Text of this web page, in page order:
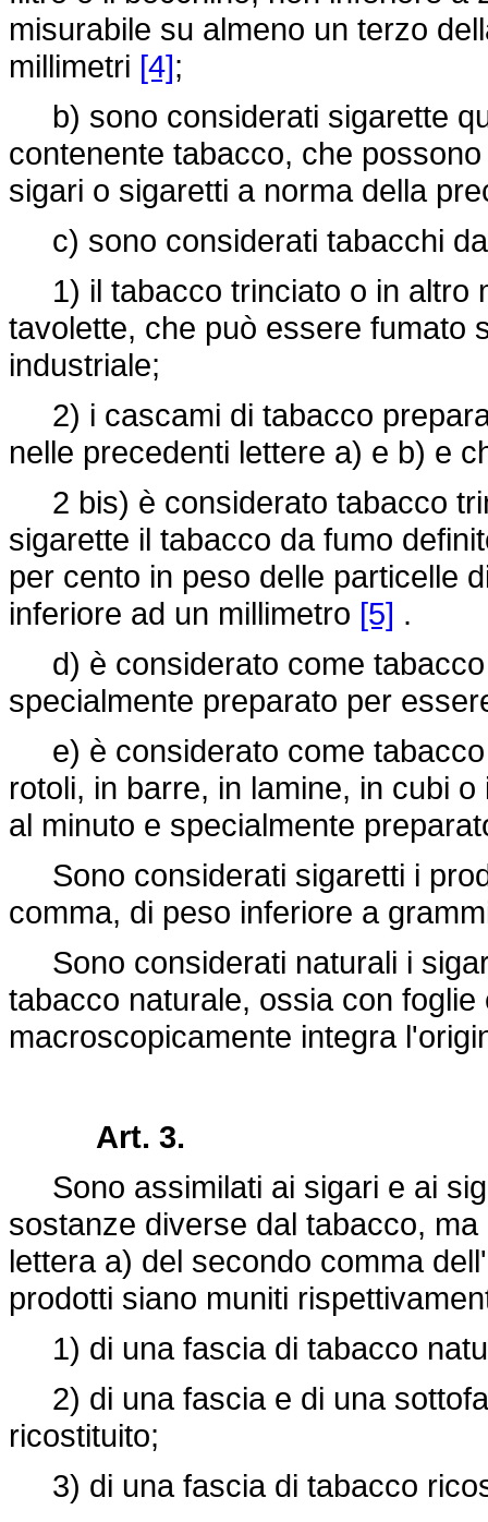
misurabile su almeno un terzo
millimetri [4];
b) sono considerati sigarette
contenente tabacco, che
sigari o sigaretti a norma della
c) sono considerati tabacchi
1) il tabacco trinciato o in altro
tavolette, che può essere fumato
industriale;
2) i cascami di tabacco
nelle precedenti lettere a) e b) e
2 bis) è considerato tabacco
sigarette il tabacco da fumo
per cento in peso delle particelle
inferiore ad un millimetro [5] .
d) è considerato come tabacco
specialmente preparato per
e) è considerato come tabacco
rotoli, in barre, in lamine, in cubi
al minuto e specialmente
Sono considerati sigaretti i
comma, di peso inferiore a
Sono considerati naturali i
tabacco naturale, ossia con
macroscopicamente integra
Art. 3.
Sono assimilati ai sigari e ai
sostanze diverse dal tabacco,
lettera a) del secondo comma
prodotti siano muniti
1) di una fascia di tabacco
2) di una fascia e di una
ricostituito;
3) di una fascia di tabacco